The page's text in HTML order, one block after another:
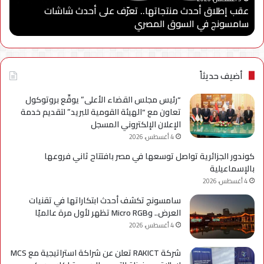
سامسونج
في
السوق
المصري
عقب إطلاق أحدث منتجاتها.. تعرّف على أحدث شاشات
سامسونج في السوق المصري
مع
أضيف حديثاً
“رئيس مجلس القضاء الأعلى” يوقّع بروتوكول
تعاون مع “الهيئة القومية للبريد” لتقديم خدمة
الإعلان الإلكتروني المسجل
4 أغسطس، 2026
كوندور الجزائرية تواصل توسعها في مصر بافتتاح ثاني فروعها
بالإسماعيلية
4 أغسطس، 2026
سامسونج تكشف أحدث ابتكاراتها في تقنيات
العرض.. وMicro RGB تظهر لأول مرة عالميًا
4 أغسطس، 2026
شركة RAKICT تعلن عن شراكة استراتيجية مع MCS